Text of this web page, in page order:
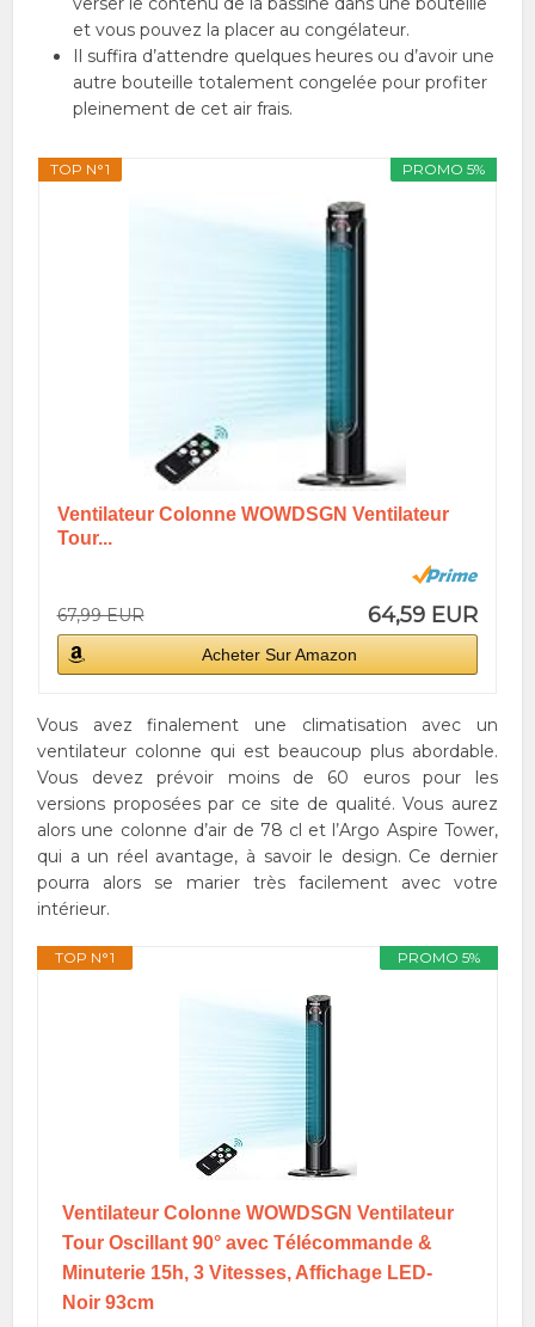
et vous pouvez la placer au congélateur.
Il suffira d’attendre quelques heures ou d’avoir une
autre bouteille totalement congelée pour profiter
pleinement de cet air frais.
PROMO 5%
TOP N°1
Ventilateur Colonne WOWDSGN Ventilateur
Tour...
67,99 EUR 64,59 EUR
Acheter Sur Amazon
Vous avez finalement une climatisation avec un
ventilateur colonne qui est beaucoup plus abordable.
Vous devez prévoir moins de 60 euros pour les
versions proposées par ce site de qualité. Vous aurez
alors une colonne d’air de 78 cl et l’Argo Aspire Tower,
qui a un réel avantage, à savoir le design. Ce dernier
pourra alors se marier très facilement avec votre
intérieur.
PROMO 5%
TOP N°1
Ventilateur Colonne WOWDSGN Ventilateur
Tour Oscillant 90° avec Télécommande &
Minuterie 15h, 3 Vitesses, Affichage LED-
Noir 93cm